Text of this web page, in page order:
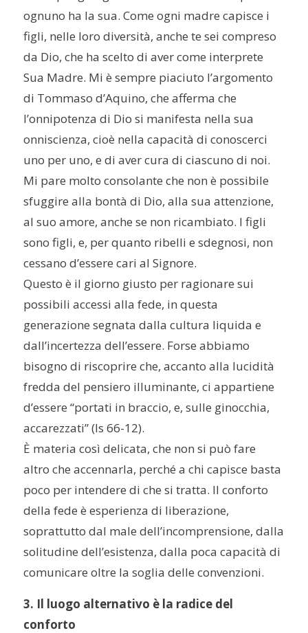
ognuno ha la sua. Come ogni madre capisce i
figli, nelle loro diversità, anche te sei compreso
da Dio, che ha scelto di aver come interprete
Sua Madre. Mi è sempre piaciuto l’argomento
di Tommaso d’Aquino, che afferma che
l’onnipotenza di Dio si manifesta nella sua
onniscienza, cioè nella capacità di conoscerci
uno per uno, e di aver cura di ciascuno di noi.
Mi pare molto consolante che non è possibile
sfuggire alla bontà di Dio, alla sua attenzione,
al suo amore, anche se non ricambiato. I figli
sono figli, e, per quanto ribelli e sdegnosi, non
cessano d’essere cari al Signore.
Questo è il giorno giusto per ragionare sui
possibili accessi alla fede, in questa
generazione segnata dalla cultura liquida e
dall’incertezza dell’essere. Forse abbiamo
bisogno di riscoprire che, accanto alla lucidità
fredda del pensiero illuminante, ci appartiene
d’essere “portati in braccio, e, sulle ginocchia,
accarezzati” (Is 66-12).
È materia così delicata, che non si può fare
altro che accennarla, perché a chi capisce basta
poco per intendere di che si tratta. Il conforto
della fede è esperienza di liberazione,
soprattutto dal male dell’incomprensione, dalla
solitudine dell’esistenza, dalla poca capacità di
comunicare oltre la soglia delle convenzioni.
3. Il luogo alternativo è la radice del
conforto